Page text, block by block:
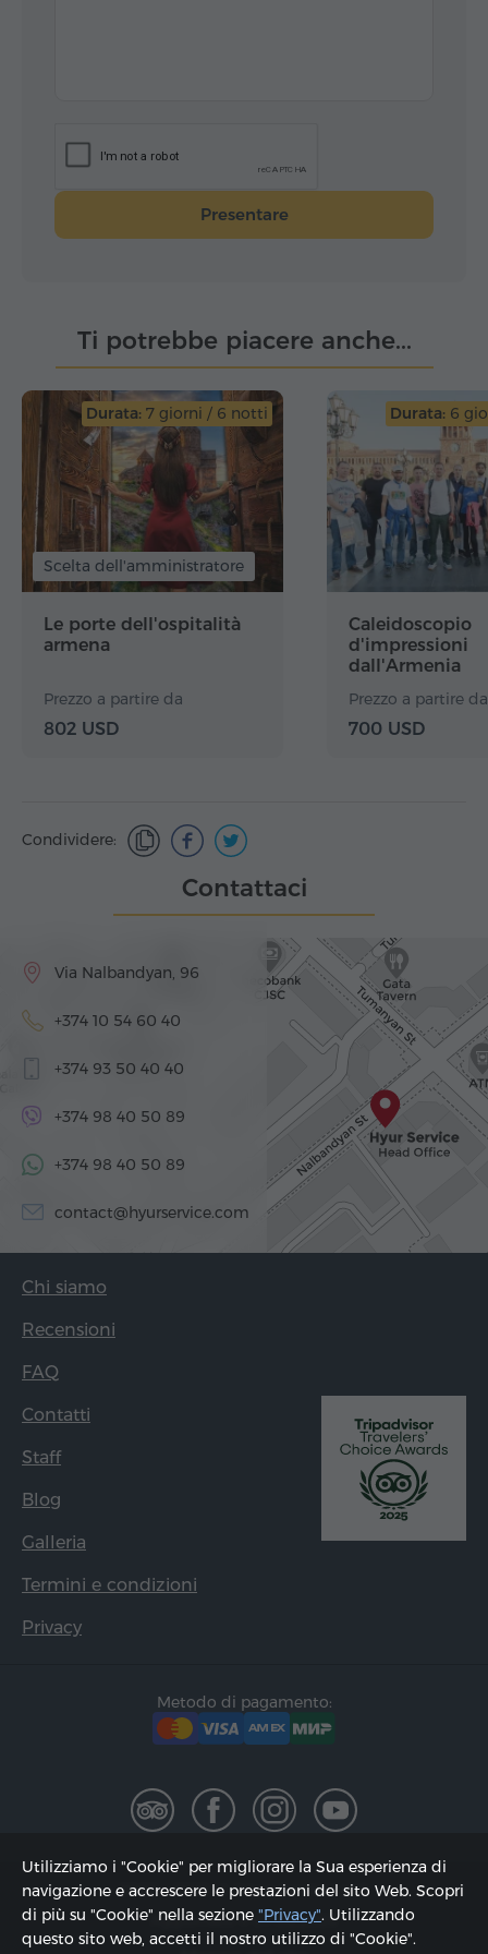
Presentare
Ti potrebbe piacere anche...
Durata: 7 giorni / 6 notti
Scelta dell'amministratore
Le porte dell'ospitalità
armena
Prezzo a partire da
802 USD
Durata: 6
Caleidoscopio
d'impressioni
dall'Armenia
Prezzo a partire da
700 USD
Condividere:
Contattaci
Via Nalbandyan, 96
+374 10 54 60 40
+374 93 50 40 40
+374 98 40 50 89
+374 98 40 50 89
contact@hyurservice.com
Chi siamo
Recensioni
FAQ
Contatti
Staff
Blog
Galleria
Termini e condizioni
Privacy
Metodo di pagamento:
2002 - 2026, © "Hyur Service" Ltd;
Aggiornato il 07.08.2026
Utilizziamo i "Cookie" per migliorare la Sua esperienza di
navigazione e accrescere le prestazioni del sito Web. Scopri
di più su "Cookie" nella sezione "Privacy". Utilizzando
questo sito web, accetti il ​​nostro utilizzo di "Cookie".